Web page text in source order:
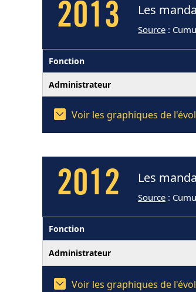
2013 Les
Source :
Fonction
Administrateur
Voir les graphiques de
2012 Les
Source :
Fonction
Administrateur
Voir les graphiques de